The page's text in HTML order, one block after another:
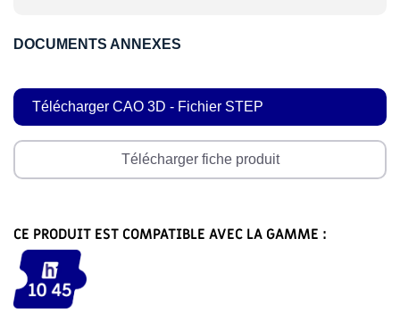
DOCUMENTS ANNEXES
Télécharger CAO 3D - Fichier STEP
Télécharger fiche produit
CE PRODUIT EST COMPATIBLE AVEC LA GAMME :